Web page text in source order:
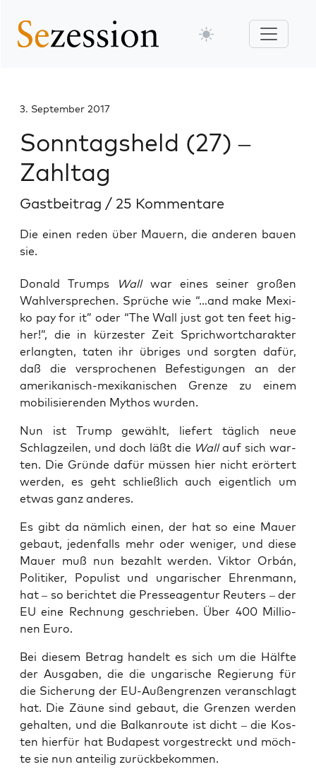
3. September 2017
Sonntagsheld (27) –
Zahltag
Gastbeitrag / 25 Kommentare
Die einen reden über Mauern, die anderen bauen
sie.
Donald Trumps Wallwar eines sei­ner gro­ßen
Wahl­ver­spre­chen. Sprü­che wie “…and make Mexi­
ko pay for it” oder “The Wall just got ten feet hig­
her!”, die in kür­zes­ter Zeit Sprich­wort­cha­rak­ter
erlang­ten, taten ihr übri­ges und sorg­ten dafür,
daß die ver­spro­che­nen Befes­ti­gun­gen an der
ame­ri­ka­nisch-mexi­ka­ni­schen Gren­ze zu einem
mobi­li­sie­ren­den Mythos wurden.
Nun ist Trump gewählt, lie­fert täg­lich neue
Schlag­zei­len, und doch läßt die Wallauf sich war­
ten. Die Grün­de dafür müs­sen hier nicht erör­tert
wer­den, es geht schließ­lich auch eigent­lich um
etwas ganz anderes.
Es gibt da näm­lich einen, der hat so eine Mau­er
gebaut, jeden­falls mehr oder weni­ger, und die­se
Mau­er muß nun bezahlt wer­den. Vik­tor Orbán,
Poli­ti­ker, Popu­list und unga­ri­scher Ehren­mann,
hat – so berich­tet die Pres­se­agen­tur Reu­ters – der
EU eine Rech­nung geschrie­ben. Über 400 Mil­lio­
nen Euro.
Bei die­sem Betrag han­delt es sich um die Hälf­te
der Aus­ga­ben, die die unga­ri­sche Regie­rung für
die Siche­rung der EU-Außen­gren­zen ver­an­schlagt
hat. Die Zäu­ne sind gebaut, die Gren­zen wer­den
gehal­ten, und die Bal­kan­rou­te ist dicht – die Kos­
ten hier­für hat Buda­pest vor­ge­streckt und möch­
te sie nun antei­lig zurückbekommen.